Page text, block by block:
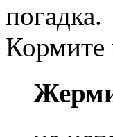
погадка.
Кормите